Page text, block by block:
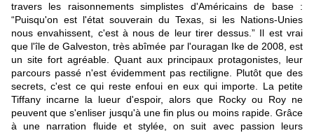
travers les raisonnements simplistes d'Américains de base :
“Puisqu'on est l'état souverain du Texas, si les Nations-Unies
nous envahissent, c'est à nous de leur tirer dessus.” Il est vrai
que l'île de Galveston, très abîmée par l'ouragan Ike de 2008, est
un site fort agréable. Quant aux principaux protagonistes, leur
parcours passé n'est évidemment pas rectiligne. Plutôt que des
secrets, c'est ce qui reste enfoui en eux qui importe. La petite
Tiffany incarne la lueur d'espoir, alors que Rocky ou Roy ne
peuvent que s'enliser jusqu'à une fin plus ou moins rapide. Grâce
à une narration fluide et stylée, on suit avec passion leurs